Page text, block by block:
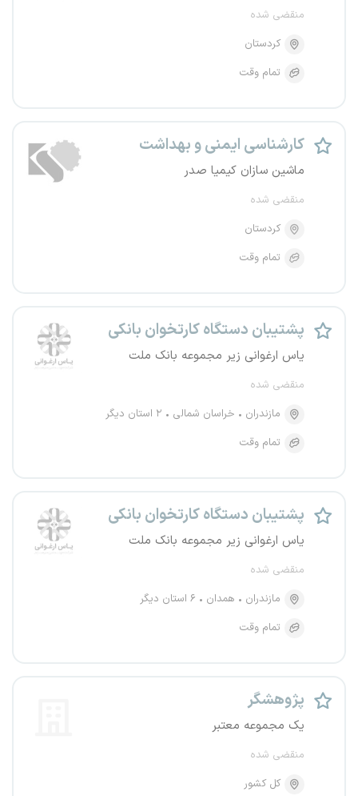
منقضی شده
کردستان
تمام وقت
کارشناسی ایمنی و بهداشت
ماشین سازان کیمیا صدر
منقضی شده
کردستان
تمام وقت
پشتیبان دستگاه کارتخوان بانکی
یاس ارغوانی زیر مجموعه بانک ملت
منقضی شده
مازندران
خراسان شمالی
۲ استان دیگر
تمام وقت
پشتیبان دستگاه کارتخوان بانکی
یاس ارغوانی زیر مجموعه بانک ملت
منقضی شده
مازندران
همدان
۶ استان دیگر
تمام وقت
پژوهشگر
یک مجموعه معتبر
منقضی شده
کل کشور